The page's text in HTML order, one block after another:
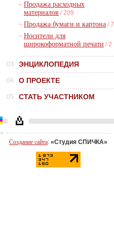
– Продажа расходных
материалов / 209
– Продажа бумаги и картона / 7
– Носители для
широкоформатной печати / 2
.03 ЭНЦИКЛОПЕДИЯ
.04 О ПРОЕКТЕ
.05 СТАТЬ УЧАСТНИКОМ
Создание сайта: «Студия СПИЧКА»